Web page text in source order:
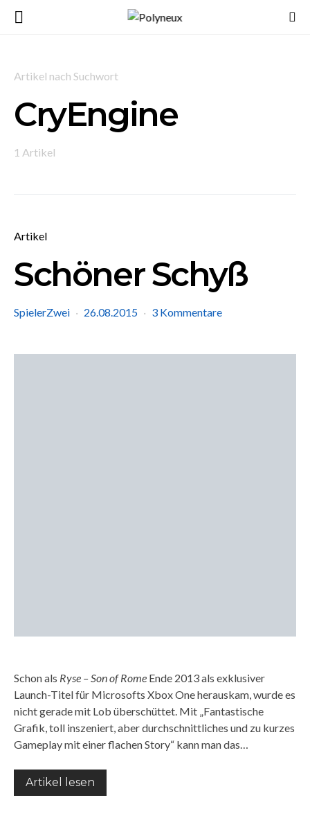
Artikel nach Suchwort
CryEngine
1 Artikel
Artikel
Schöner Schyß
SpielerZwei 26.08.2015 3 Kommentare
Schon als Ryse – Son of Rome Ende 2013 als exklusiver
Launch-Titel für Microsofts Xbox One herauskam, wurde es
nicht gerade mit Lob überschüttet. Mit „Fantastische
Grafik, toll inszeniert, aber durchschnittliches und zu kurzes
Gameplay mit einer flachen Story“ kann man das…
Artikel lesen